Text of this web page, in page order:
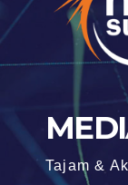
Tajam &